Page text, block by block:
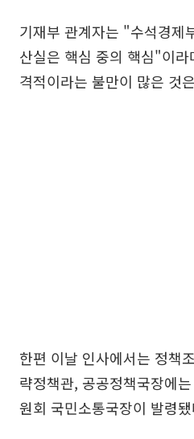
기재부 관계자는 "수석경제
산실은 핵심 중의 핵심"이
격적이라는 불만이 많은 것
한편 이날 인사에서는 정책
략정책관, 공공정책국장에
원회 국민소통국장이 발령